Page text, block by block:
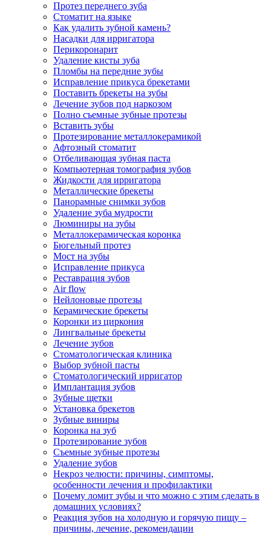
Протез переднего зуба
Стоматит на языке
Как удалить зубной камень?
Насадки для ирригатора
Перикоронарит
Удаление кисты зуба
Пломбы на передние зубы
Исправление прикуса брекетами
Поставить брекеты на зубы
Лечение зубов под наркозом
Полно съемные зубные протезы
Вставить зубы
Протезирование металлокерамикой
Афтозный стоматит
Отбеливающая зубная паста
Компьютерная томография зубов
Жидкости для ирригатора
Металлические брекеты
Панорамные снимки зубов
Удаление зуба мудрости
Люминиры на зубы
Металлокерамическая коронка
Бюгельный протез
Мост на зубы
Исправление прикуса
Реставрация зубов
Air flow
Нейлоновые протезы
Керамические брекеты
Коронки из циркония
Лингвальные брекеты
Лечение зубов
Стоматологическая клиника
Выбор зубной пасты
Стоматологический ирригатор
Имплантация зубов
Зубные щетки
Установка брекетов
Зубные виниры
Коронка на зуб
Протезирование зубов
Съемные зубные протезы
Удаление зубов
Некроз челюсти: причины, симптомы,
особенности лечения и профилактики
Почему ломит зубы и что можно с этим сделать в
домашних условиях?
Реакция зубов на холодную и горячую пищу –
причины, лечение, рекомендации